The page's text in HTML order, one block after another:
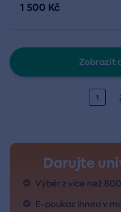
1 500 Kč
Zobrazit
1
Darujte
Výběr z více než
E-poukaz ihned v